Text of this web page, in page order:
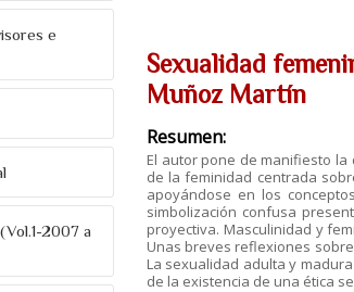
e
2007 a
Sexualidad
Muñoz Martín
Resumen:
El autor pone de manifiesto
de la feminidad centrada
apoyándose en los
simbolización confusa
proyectiva. Masculinidad y
Unas breves reflexiones
La sexualidad adulta y
de la existencia de una ética